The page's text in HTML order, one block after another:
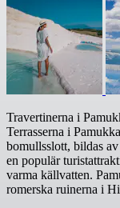
Travertinerna i
Terrasserna i
bomullsslott, bildas
en populär
varma källvatten.
romerska ruinerna i